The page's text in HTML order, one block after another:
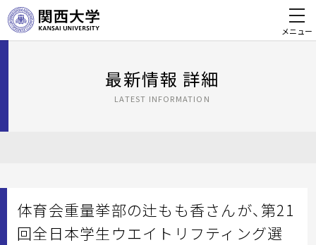
メニュー
最新情報 詳細
LATEST INFORMATION
体育会重量挙部の辻もも香さんが、第21
回全日本学生ウエイトリフティング選